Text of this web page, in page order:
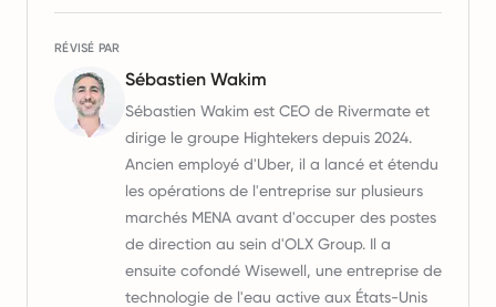
RÉVISÉ PAR
Sébastien Wakim
Sébastien Wakim est CEO de Rivermate et
dirige le groupe Hightekers depuis 2024.
Ancien employé d'Uber, il a lancé et étendu
les opérations de l'entreprise sur plusieurs
marchés MENA avant d'occuper des postes
de direction au sein d'OLX Group. Il a
ensuite cofondé Wisewell, une entreprise de
technologie de l'eau active aux États-Unis